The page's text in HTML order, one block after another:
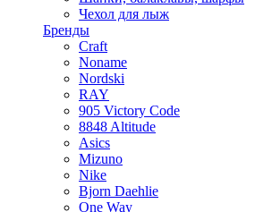
Чехол для лыж
Бренды
Craft
Noname
Nordski
RAY
905 Victory Code
8848 Altitude
Asics
Mizuno
Nike
Bjorn Daehlie
One Way